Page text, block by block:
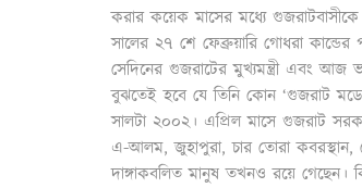
করার কয়েক মাসের মধ্যে
সালের ২৭ শে ফেব্রুয়ারি গোধরা
সেদিনের গুজরাটের মুখ্যমন্ত্রী এবং আজ
বুঝতেই হবে যে তিনি কোন ‘গুজরাট
সালটা ২০০২। এপ্রিল মাসে গুজরাট
এ-আলম, জুহাপুরা, চার তোরা
দাঙ্গাকবলিত মানুষ তখনও রয়ে গেছেন।